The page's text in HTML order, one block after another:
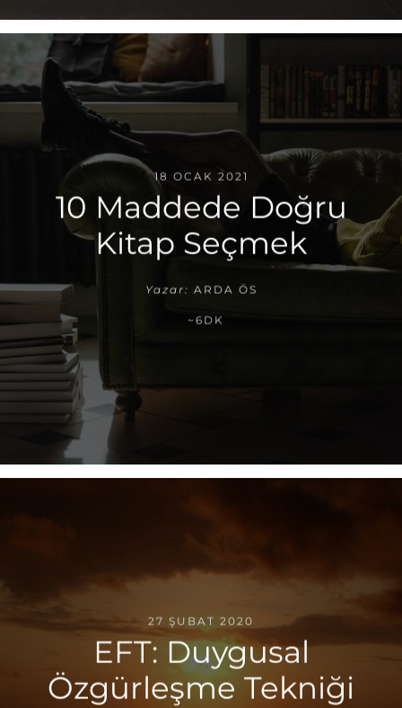
18 OCAK 2021
10 Maddede Doğru
Kitap Seçmek
Yazar: ARDA ÖS
~6DK
27 ŞUBAT 2020
EFT: Duygusal
Özgürleşme Tekniği